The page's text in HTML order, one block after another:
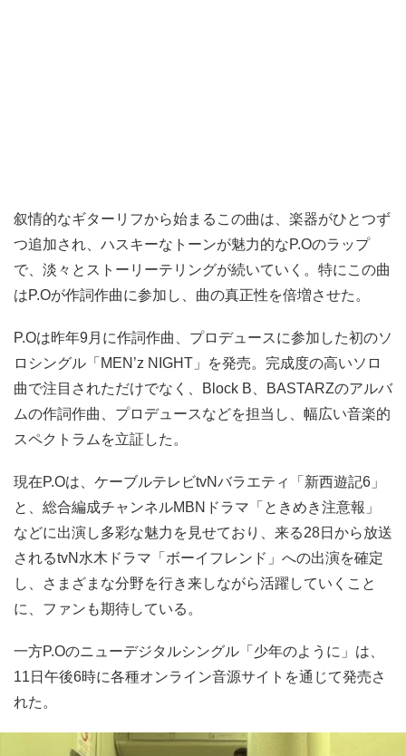
叙情的なギターリフから始まるこの曲は、楽器がひとつず
つ追加され、ハスキーなトーンが魅力的なP.Oのラップ
で、淡々とストーリーテリングが続いていく。特にこの曲
はP.Oが作詞作曲に参加し、曲の真正性を倍増させた。
P.Oは昨年9月に作詞作曲、プロデュースに参加した初のソ
ロシングル「MEN’z NIGHT」を発売。完成度の高いソロ
曲で注目されただけでなく、Block B、BASTARZのアルバ
ムの作詞作曲、プロデュースなどを担当し、幅広い音楽的
スペクトラムを立証した。
現在P.Oは、ケーブルテレビtvNバラエティ「新西遊記6」
と、総合編成チャンネルMBNドラマ「ときめき注意報」
などに出演し多彩な魅力を見せており、来る28日から放送
されるtvN水木ドラマ「ボーイフレンド」への出演を確定
し、さまざまな分野を行き来しながら活躍していくこと
に、ファンも期待している。
一方P.Oのニューデジタルシングル「少年のように」は、
11日午後6時に各種オンライン音源サイトを通じて発売さ
れた。